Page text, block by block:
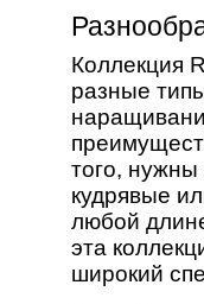
Коллекция
разные
того,
кудрявые
любой
эта
широкий